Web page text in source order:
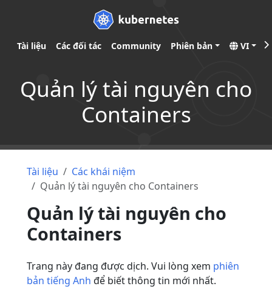
Tài liệu Các đối tác Community Phiên bản VI
Quản lý tài nguyên cho
Containers
Tài liệu
Các khái niệm
Quản lý tài nguyên cho Containers
Quản lý tài nguyên cho
Containers
Trang này đang được dịch. Vui lòng xem phiên
bản tiếng Anh để biết thông tin mới nhất.